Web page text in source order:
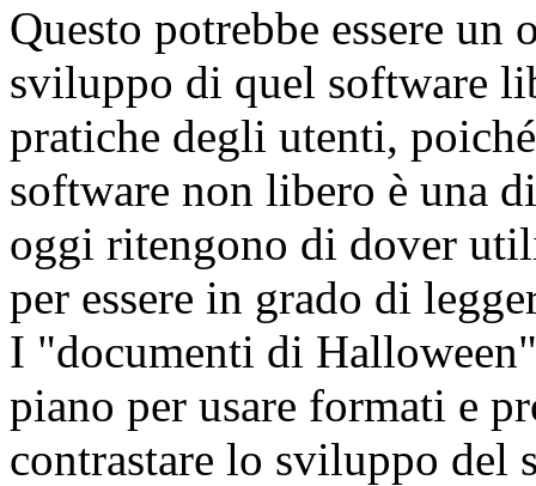
Questo potrebbe essere un
sviluppo di quel software
pratiche degli utenti,
software non libero è una
oggi ritengono di dover
per essere in grado di
I "documenti di
piano per usare formati e
contrastare lo sviluppo